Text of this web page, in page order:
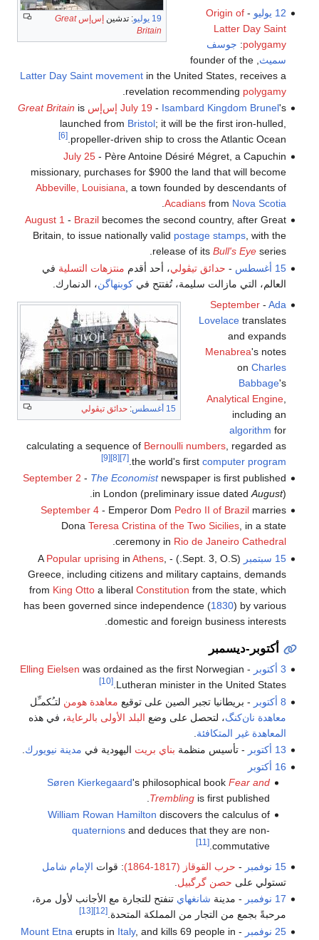
19 يوليو : تدشين إس‌إسGreat
Britain
12 يوليو
-
Origin of
Latter Day Saint
polygamy
: جوسف
سميث , founder of the
Latter Day Saint movementin the United States, receives a
revelation recommending polygamy
July 19 - Isambard Kingdom Brunel's إس‌إس Great Britain is
launched from Bristol; it will be the first iron-hulled,
propeller-driven ship to cross the Atlantic Ocean.
[6]
July 25- Père Antoine Désiré Mégret, a Capuchin
missionary, purchases for $900 the land that will become
Abbeville, Louisiana , a town founded by descendants of
Acadiansfrom Nova Scotia
August 1 - Brazilbecomes the second country, after Great
Britain, to issue nationally valid postage stamps, with the
release of its Bull's Eyeseries.
15 أغسطس
- حدائق تيڤولي، أحد أقدم منتزهات التسلية في
العالم، التي مازالت سليمة، تُفتتح فيكوبنهاگن، الدنمارك.
15 أغسطس : حدائق تيڤولي
September- Ada
Lovelacetranslates
and expands
Menabrea's notes
on Charles
Babbage's
Analytical Engine,
including an
algorithm for
calculating a sequence of Bernoulli numbers, regarded as
the world's first computer program
.
[7]
[8]
[9]
September 2 - The Economistnewspaper is first published
in London (preliminary issue dated August).
September 4- Emperor Dom Pedro II of Brazilmarries
Dona Teresa Cristina of the Two Sicilies, in a state
ceremony in Rio de Janeiro Cathedral
.
15 سبتمبر
(Sept. 3, O.S.) - A
Popular uprising in Athens,
Greece, including citizens and military captains, demands
from King Ottoa liberal Constitution from the state, which
has been governed since independence (1830) by various
domestic and foreign business interests.
أكتوبر-ديسمبر
3 أكتوبر -
Elling Eielsen was ordained as the first Norwegian
Lutheran minister in the United States.
[10]
8 أكتوبر - بريطانيا تجبر الصين على توقيع معاهدة هومن لتـُكمـِّل
معاهدة نان‌كنگ، لتحصل على وضع البلد الأولى بالرعاية، في هذه
المعاهدة غير المتكافئة
13 أكتوبر
- تأسيس منظمة بناي بريت اليهودية في مدينة نيويورك
16 أكتوبر
Søren Kierkegaard's philosophical bookFear and
Trembling is first published.
William Rowan Hamilton discovers the calculus of
quaternions and deduces that they are non-
commutative.
[11]
15 نوفمبر - حرب القوقاز (1817-1864) : قوات الإمام شامل
تستولي على حصن گرگبيل
17 نوفمبر
- مدينة شانغهاي تنفتح للتجارة مع الأجانب لأول مرة،
مرحبةً بجمع من التجار من المملكة المتحدة.[12]
[13]
25 نوفمبر -
Mount Etna erupts in Italy, and kills 69 people in